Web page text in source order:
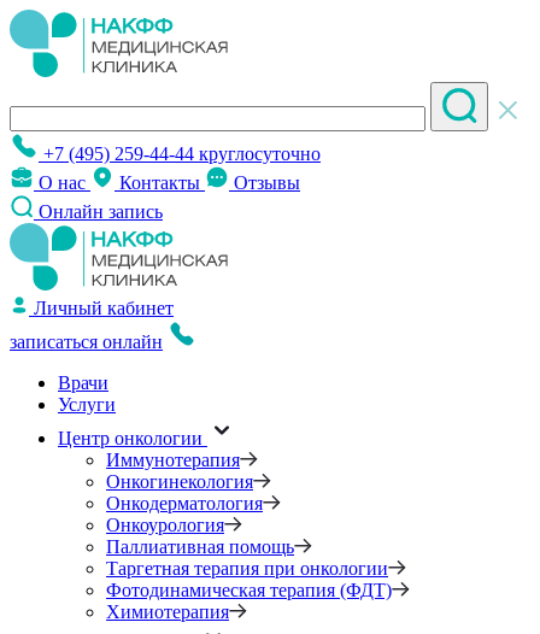
+7 (495) 259-44-44 круглосуточно
О нас
Контакты
Отзывы
Онлайн запись
Личный кабинет
записаться онлайн
Врачи
Услуги
Центр онкологии
Иммунотерапия
Онкогинекология
Онкодерматология
Онкоурология
Паллиативная помощь
Таргетная терапия при онкологии
Фотодинамическая терапия (ФДТ)
Химиотерапия